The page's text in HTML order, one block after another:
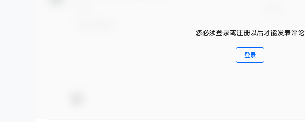
您必须登录或注册以后才能发表评论
登录